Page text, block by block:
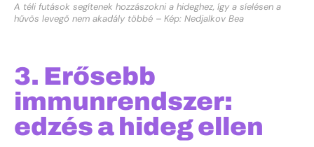
A téli futások segítenek hozzászokni a hideghez, így a síelésen a
hűvös levegő nem akadály többé – Kép: Nedjalkov Bea
3. Erősebb
immunrendszer:
edzés a hideg ellen